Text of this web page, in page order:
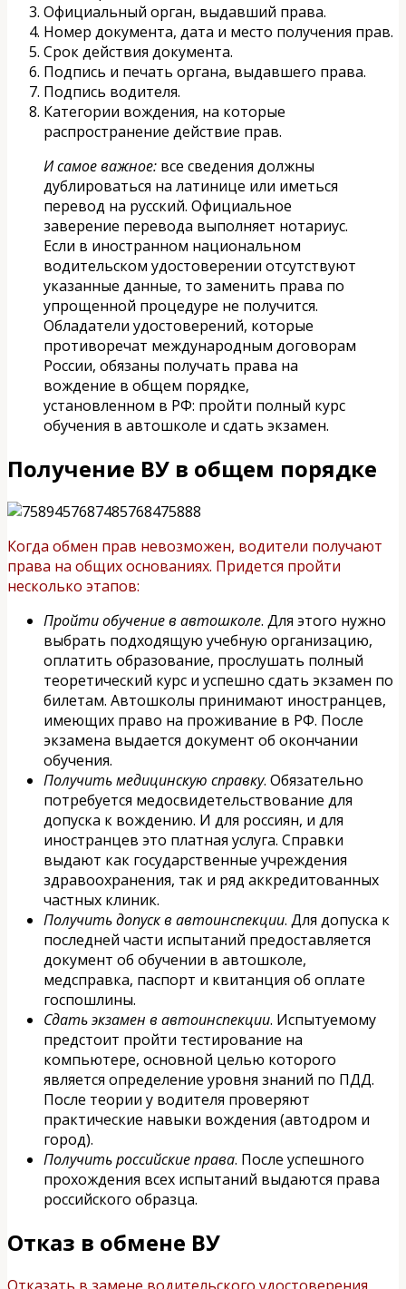
Официальный орган, выдавший права.
Номер документа, дата и место получения прав.
Срок действия документа.
Подпись и печать органа, выдавшего права.
Подпись водителя.
Категории вождения, на которые
распространение действие прав.
И самое важное: все сведения должны
дублироваться на латинице или иметься
перевод на русский. Официальное
заверение перевода выполняет нотариус.
Если в иностранном национальном
водительском удостоверении отсутствуют
указанные данные, то заменить права по
упрощенной процедуре не получится.
Обладатели удостоверений, которые
противоречат международным договорам
России, обязаны получать права на
вождение в общем порядке,
установленном в РФ: пройти полный курс
обучения в автошколе и сдать экзамен.
Получение ВУ в общем порядке
Когда обмен прав невозможен, водители получают
права на общих основаниях. Придется пройти
несколько этапов:
Пройти обучение в автошколе. Для этого нужно
выбрать подходящую учебную организацию,
оплатить образование, прослушать полный
теоретический курс и успешно сдать экзамен по
билетам. Автошколы принимают иностранцев,
имеющих право на проживание в РФ. После
экзамена выдается документ об окончании
обучения.
Получить медицинскую справку. Обязательно
потребуется медосвидетельствование для
допуска к вождению. И для россиян, и для
иностранцев это платная услуга. Справки
выдают как государственные учреждения
здравоохранения, так и ряд аккредитованных
частных клиник.
Получить допуск в автоинспекции. Для допуска к
последней части испытаний предоставляется
документ об обучении в автошколе,
медсправка, паспорт и квитанция об оплате
госпошлины.
Сдать экзамен в автоинспекции. Испытуемому
предстоит пройти тестирование на
компьютере, основной целью которого
является определение уровня знаний по ПДД.
После теории у водителя проверяют
практические навыки вождения (автодром и
город).
Получить российские права. После успешного
прохождения всех испытаний выдаются права
российского образца.
Отказ в обмене ВУ